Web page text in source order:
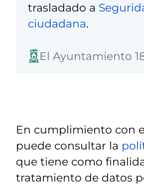
trasladado a
ciudadana.
El Ayuntamiento
En cumplimiento con
puede consultar la
que tiene como
tratamiento de datos